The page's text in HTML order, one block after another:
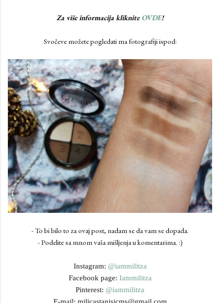
Za više informacija kliknite OVDE!
Svočeve možete pogledati ma fotografiji ispod:
- To bi bilo to za ovaj post, nadam se da vam se dopada.
- Podelite sa mnom vaša mišljenja u komentarima. :)
Instagram: @iammilitza
Facebook page: Iammilitza
Pinterest: @iammilitza
E-mail: milicastanisicms@gmail.com